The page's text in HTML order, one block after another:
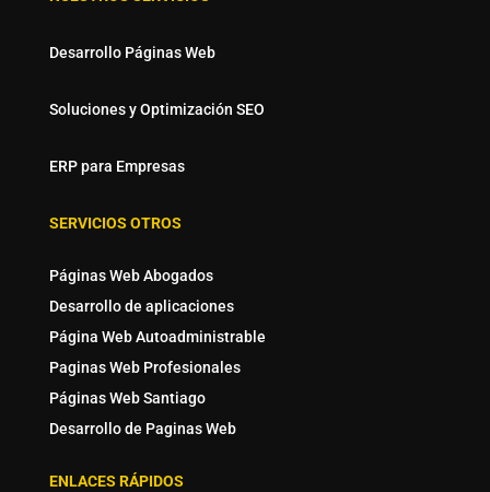
Desarrollo Páginas Web
Soluciones y Optimización SEO
ERP para Empresas
SERVICIOS OTROS
Páginas Web Abogados
Desarrollo de aplicaciones
Página Web Autoadministrable
Paginas Web Profesionales
Páginas Web Santiago
Desarrollo de Paginas Web
ENLACES RÁPIDOS